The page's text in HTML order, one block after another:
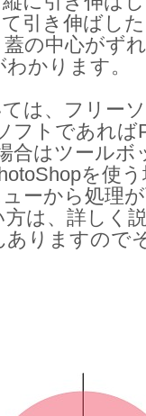
引き伸ばし
の中心がず
かります。
は、フリー
フトであれば
合はツールボ
を使
ーから処理
は、詳しく
りますので